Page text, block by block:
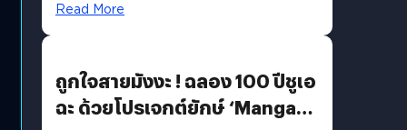
Read More
ถูกใจสายมังงะ ! ฉลอง 100 ปีชูเอ
ฉะ ด้วยโปรเจกต์ยักษ์ ‘Manga